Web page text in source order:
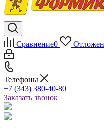
Сравнение0
Телефоны
+7 (343) 380-40-80
Заказать звонок